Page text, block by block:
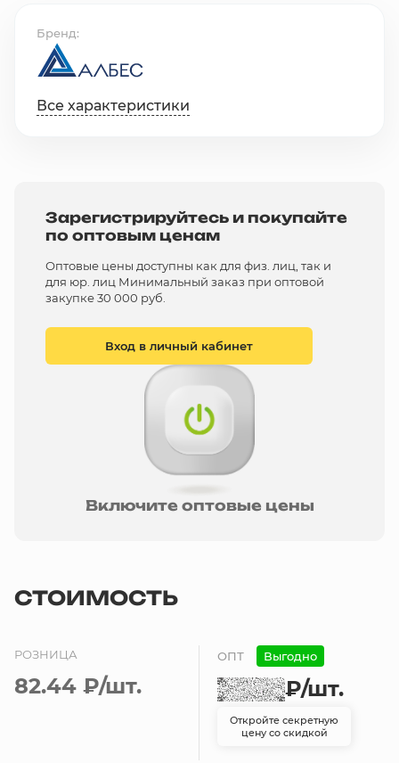
Бренд
Все характеристики
Зарегистрируйтесь и покупайте
по оптовым ценам
Оптовые цены доступны как для физ. лиц, так и
для юр. лиц Минимальный заказ при оптовой
закупке 30 000 руб.
Вход в личный кабинет
Включите оптовые цены
СТОИМОСТЬ
РОЗНИЦА
82.44 ₽/шт.
ОПТ Выгодно
₽/шт.
Откройте секретную
цену со скидкой